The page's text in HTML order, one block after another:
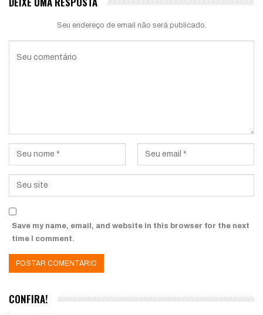
Seu endereço de email não será publicado.
Save my name, email, and website in this browser for the next
time I comment.
CONFIRA!